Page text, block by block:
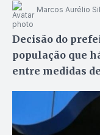
Marcos Aurélio
Decisão do
população que
entre medidas